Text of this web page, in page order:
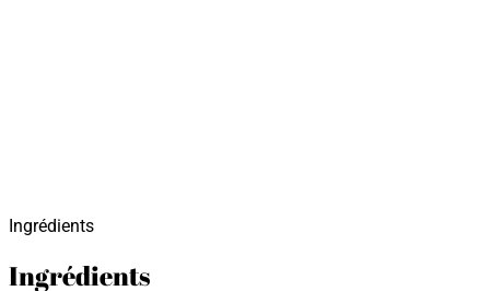
Ingrédients
Ingrédients